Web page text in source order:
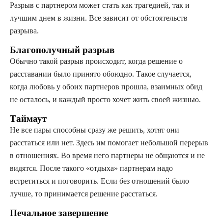
Разрыв с партнером может стать как трагедией, так и
лучшим днем в жизни. Все зависит от обстоятельств
разрыва.
Благополучный разрыв
Обычно такой разрыв происходит, когда решение о
расставании было принято обоюдно. Такое случается,
когда любовь у обоих партнеров прошла, взаимных обид
не осталось, и каждый просто хочет жить своей жизнью.
Таймаут
Не все пары способны сразу же решить, хотят они
расстаться или нет. Здесь им помогает небольшой перерыв
в отношениях. Во время него партнеры не общаются и не
видятся. После такого «отдыха» партнерам надо
встретиться и поговорить. Если без отношений было
лучше, то принимается решение расстаться.
Печальное завершение